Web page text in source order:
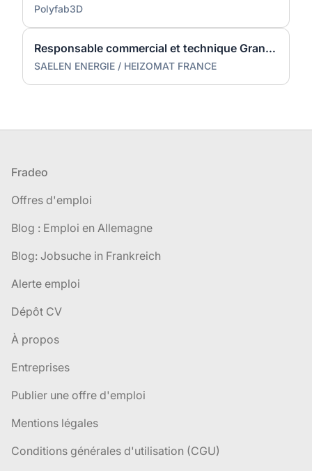
Polyfab3D
Responsable commercial et technique Grand Ouest adjoint
SAELEN ENERGIE / HEIZOMAT FRANCE
Pied de page
Fradeo
Offres d'emploi
Blog : Emploi en Allemagne
Blog: Jobsuche in Frankreich
Alerte emploi
Dépôt CV
À propos
Entreprises
Publier une offre d'emploi
Mentions légales
Conditions générales d'utilisation (CGU)